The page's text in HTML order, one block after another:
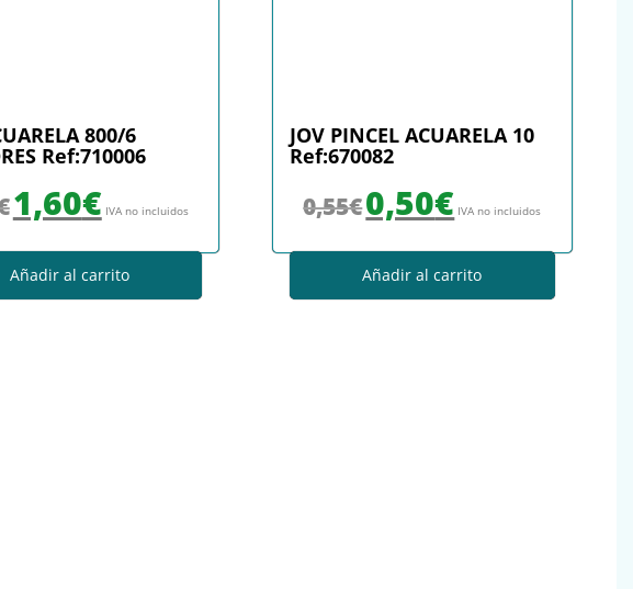
800/6
Ref:710006
1,60€ IVA no incluidos
Añadir al carrito
JOV PINCEL ACUARELA 10
Ref:670082
0,55€0,50€ IVA no incluidos
Añadir al carrito